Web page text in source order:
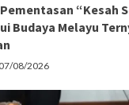
“Kesah
Budaya Melayu
07/08/2026